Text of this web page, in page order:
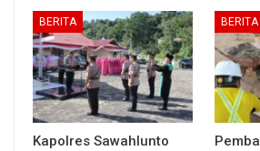
BERITA
Kapolres Sawahlunto
BERITA